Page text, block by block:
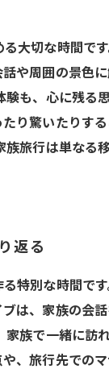
大切な時間で
や周囲の景色
も、心に残
り驚いたりす
旅行は単な
返る
特別な時間で
は、家族の会
族で一緒に
、旅行先での